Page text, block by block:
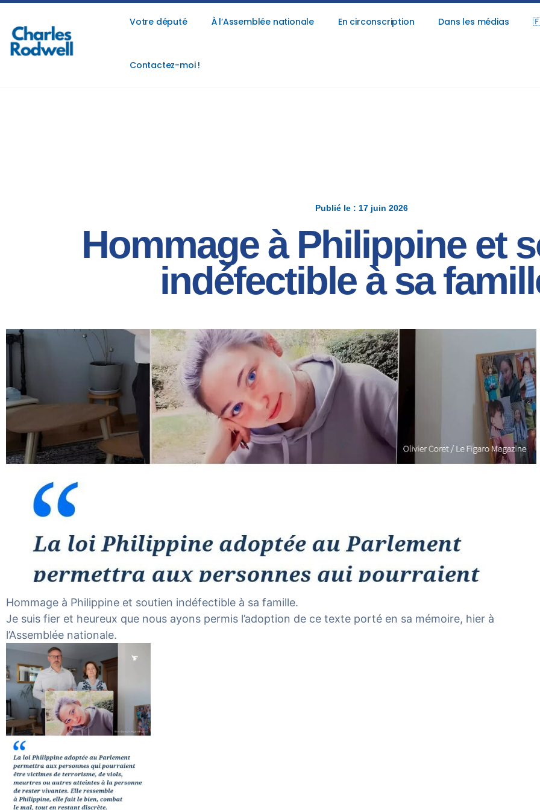
Votre député À l’Assemblée nationale En circonscription Dans les médias
Contactez-moi !
Publié le : 17 juin 2026
Hommage à Philippine et
indéfectible à sa
Hommage à Philippine et soutien indéfectible à sa famille.
Je suis fier et heureux que nous ayons permis l’adoption de ce texte porté en sa mémoire, hier à
l’Assemblée nationale.